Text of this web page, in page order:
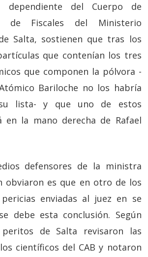
dependiente del Cuerpo de
de Fiscales del Ministerio
Salta, sostienen que tras los
que contenían los tres
que componen la pólvora -
Bariloche no los habría
lista- y que uno de estos
en la mano derecha de Rafael
defensores de la ministra
obviaron es que en otro de los
enviadas al juez en se
debe esta conclusión. Según
de Salta revisaron las
científicos del CAB y notaron